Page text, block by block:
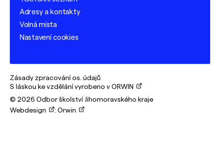
Adresy a kontakty
Volná místa
Nastavení cookies
Zásady zpracování os. údajů
S láskou ke vzdělání vyrobeno v ORWIN
© 2026 Odbor školství Jihomoravského kraje
Webdesign
: Orwin